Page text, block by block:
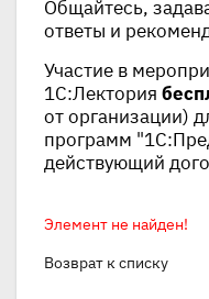
Общайтесь,
ответы и
Участие в
1С:Лектория
от организации)
программ
действующий
Элемент не найден!
Возврат к списку